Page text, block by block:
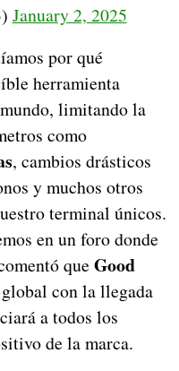
January 2, 2025
por qué
herramienta
limitando la
como
, cambios drásticos
y muchos otros
terminal únicos.
en un foro donde
que Good
con la llegada
a todos los
de la marca.